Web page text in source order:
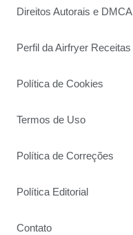
Direitos Autorais e DMCA
Perfil da Airfryer Receitas
Política de Cookies
Termos de Uso
Política de Correções
Política Editorial
Contato